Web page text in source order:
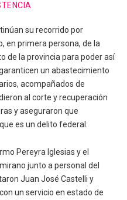
su recorrido por
en primera persona, de la
de la provincia para poder así
un abastecimiento
acompañados de
al corte y recuperación
y aseguraron que
es un delito federal.
Pereyra Iglesias y el
junto a personal del
Juan José Castelli y
un servicio en estado de